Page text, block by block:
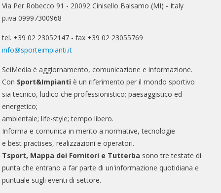
Via Per Robecco 91 - 20092 Cinisello Balsamo (MI) - Italy
p.iva 09997300968
tel. +39 02 23052147 - fax +39 02 23055769
info@sporteimpianti.it
SeiMedia è aggiornamento, comunicazione e informazione.
Con Sport&Impianti è un riferimento per il mondo sportivo
sia tecnico, ludico che professionistico; paesaggistico ed
energetico;
ambientale; life-style; tempo libero.
Informa e comunica in merito a normative, tecnologie
e best practises, realizzazioni e operatori.
Tsport, Mappa dei Fornitori e Tutterba sono tre testate di
punta che entrano a far parte di un'informazione quotidiana e
puntuale sugli eventi di settore.